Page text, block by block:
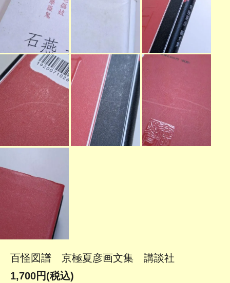
百怪図譜 京極夏彦画文集 講談社
1,700円(税込)